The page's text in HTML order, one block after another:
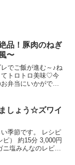
品！豚肉のねぎ
〜
でご飯が進む～♪ね
てトロトロ美味♡今
弁当にいかがです
水☆砂糖☆粉末だし
しょう☆ズワイ
季節です。 レシピ
ピ） 約15分 3,000円
ニ塩みんなのレビュ